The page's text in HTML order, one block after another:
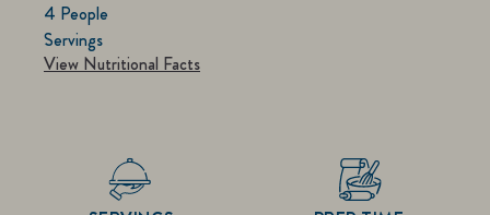
4 People
Servings
View Nutritional Facts